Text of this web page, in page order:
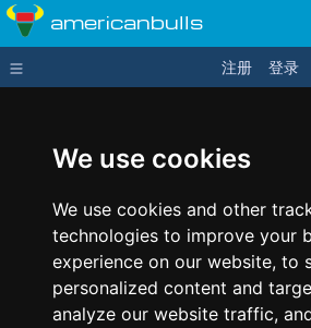
We use cookies
We use cookies and other
technologies to improve your
experience on our website, to
personalized content and
analyze our website traffic,
americanbulls
注册 登录